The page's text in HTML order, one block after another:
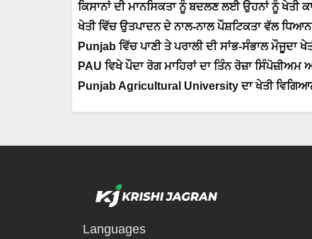
ਕਿਸਾਨਾਂ ਦੀ ਮਾਨਸਿਕਤਾ ਨੂੰ ਬਦਲਣ ਲਈ ਉਹਨਾਂ ਨੂੰ ਖੇਤੀ
ਖੇਤੀ ਵਿੱਚ ਉਤਪਾਦਨ ਦੇ ਨਾਲ-ਨਾਲ ਪੌਸ਼ਟਿਕਤਾ ਵੱਲ
Punjab ਵਿੱਚ ਪਾਣੀ ਤੇ ਪਰਾਲੀ ਦੀ ਸਾਂਭ-ਸੰਭਾਲ
PAU ਵਿਖੇ ਪੌਦਾ ਰੋਗ ਮਾਹਿਰਾਂ ਦਾ ਤਿੰਨ ਰੋਜ਼ਾ
Punjab Agricultural University ਦਾ ਖੇਤੀ
Languages